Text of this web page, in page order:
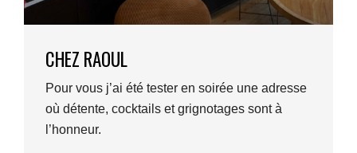
CHEZ RAOUL
Pour vous j’ai été tester en soirée une adresse
où détente, cocktails et grignotages sont à
l’honneur.